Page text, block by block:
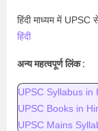
हिंदी माध्यम में UPSC
हिंदी
अन्य महत्वपूर्ण लिंक :
UPSC Syllabus in
UPSC Books in
UPSC Mains